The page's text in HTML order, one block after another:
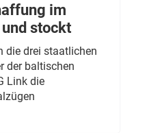
im
stockt
die drei staatlichen
der baltischen
Link die